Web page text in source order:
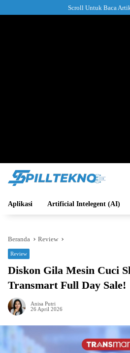
ke
Scroll Untuk Baca
Aplikasi Artificial Intelegent (AI)
Beranda Review
Review
Diskon Gila Mesin Cuci
Transmart Full Day Sale!
Anisa Putri
26 April 2026